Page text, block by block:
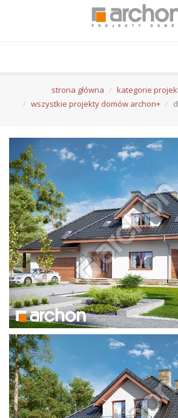
strona główna
kategorie
wszystkie projekty domów archon+